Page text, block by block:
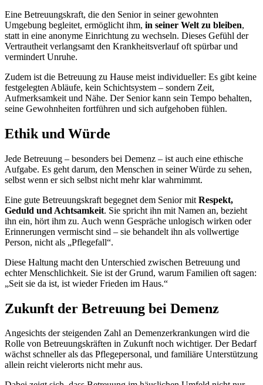
Eine Betreuungskraft, die den Senior in seiner gewohnten
Umgebung begleitet, ermöglicht ihm, in seiner Welt zu bleiben,
statt in eine anonyme Einrichtung zu wechseln. Dieses Gefühl der
Vertrautheit verlangsamt den Krankheitsverlauf oft spürbar und
vermindert Unruhe.
Zudem ist die Betreuung zu Hause meist individueller: Es gibt keine
festgelegten Abläufe, kein Schichtsystem – sondern Zeit,
Aufmerksamkeit und Nähe. Der Senior kann sein Tempo behalten,
seine Gewohnheiten fortführen und sich aufgehoben fühlen.
Ethik und Würde
Jede Betreuung – besonders bei Demenz – ist auch eine ethische
Aufgabe. Es geht darum, den Menschen in seiner Würde zu sehen,
selbst wenn er sich selbst nicht mehr klar wahrnimmt.
Eine gute Betreuungskraft begegnet dem Senior mit Respekt,
Geduld und Achtsamkeit. Sie spricht ihn mit Namen an, bezieht
ihn ein, hört ihm zu. Auch wenn Gespräche unlogisch wirken oder
Erinnerungen vermischt sind – sie behandelt ihn als vollwertige
Person, nicht als „Pflegefall“.
Diese Haltung macht den Unterschied zwischen Betreuung und
echter Menschlichkeit. Sie ist der Grund, warum Familien oft sagen:
„Seit sie da ist, ist wieder Frieden im Haus.“
Zukunft der Betreuung bei Demenz
Angesichts der steigenden Zahl an Demenzerkrankungen wird die
Rolle von Betreuungskräften in Zukunft noch wichtiger. Der Bedarf
wächst schneller als das Pflegepersonal, und familiäre Unterstützung
allein reicht vielerorts nicht mehr aus.